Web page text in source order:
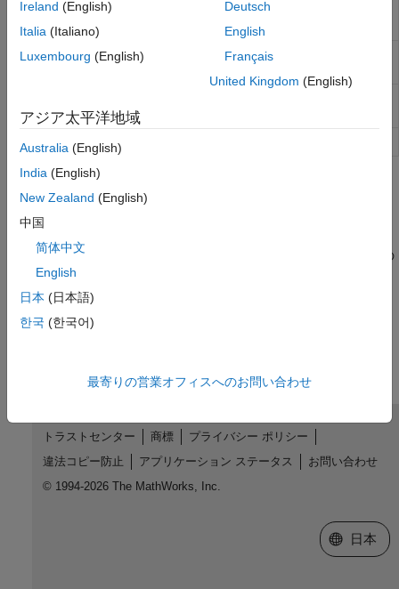
mkdir
SFTP または FTP サーバーでの新規フォルダーの
mput
SFTP または FTP サーバーへのファイルまたはフ
前の変更
rmdir SFTP または FTP サーバー上のフォルダーの削除
トピック
FTP ファイル操作の実行
ド、フォルダーの作成と削除、およびサーバー上のコンテンツの
一覧表示などのリモート操作を実行。
Ireland (English)
Italia (Italiano)
Luxembourg (English)
Deutsch
English
Français
United Kingdom (English)
アジア太平洋地域
Australia (English)
India (English)
New Zealand (English)
中国
简体中文
English
日本 (日本語)
한국 (한국어)
最寄りの営業オフィスへのお問い合わせ
トラストセンター 商標
プライバシー ポリシー
違法コピー防止
アプリケーション ステータス
お問い合わせ
© 1994-2026 The MathWorks, Inc.
Web サイ
日本